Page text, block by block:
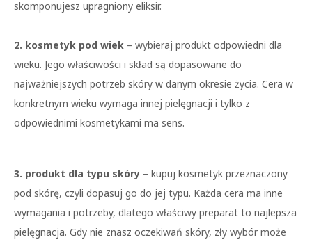
skomponujesz upragniony eliksir.
2. kosmetyk pod wiek – wybieraj produkt odpowiedni dla
wieku. Jego właściwości i skład są dopasowane do
najważniejszych potrzeb skóry w danym okresie życia. Cera w
konkretnym wieku wymaga innej pielęgnacji i tylko z
odpowiednimi kosmetykami ma sens.
3. produkt dla typu skóry – kupuj kosmetyk przeznaczony
pod skórę, czyli dopasuj go do jej typu. Każda cera ma inne
wymagania i potrzeby, dlatego właściwy preparat to najlepsza
pielęgnacja. Gdy nie znasz oczekiwań skóry, zły wybór może